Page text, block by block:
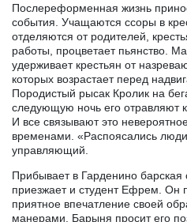
Послереформенная жизнь
события. Учащаются ссоры в
отделяются от родителей,
работы, процветает пьянство.
удерживает крестьян от
которых возрастает перед
Породистый рысак Кролик на
следующую ночь его отравляют
И все связывают это
временами. «Распоясались
управляющий.
Прибывает в Гарденино
приезжает и студент Ефрем. Он
приятное впечатление своей
манерами. Барыня просит его